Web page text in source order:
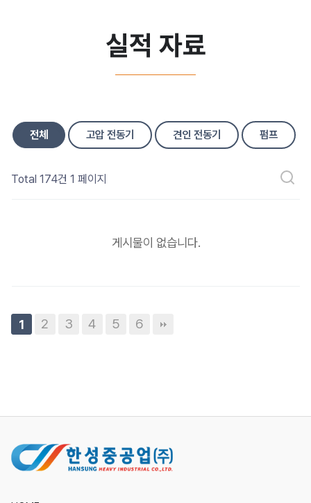
실적 자료
전체 고압 전동기 견인 전동기 펌프
Total 174건 1 페이지
게시물이 없습니다.
1 2 3 4 5 6